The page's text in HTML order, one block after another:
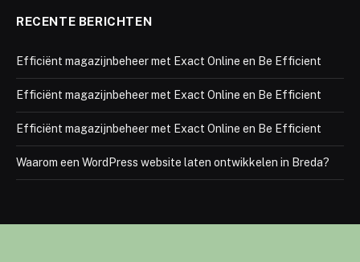
RECENTE BERICHTEN
Efficiënt magazijnbeheer met Exact Online en Be Efficient
Efficiënt magazijnbeheer met Exact Online en Be Efficient
Efficiënt magazijnbeheer met Exact Online en Be Efficient
Waarom een WordPress website laten ontwikkelen in Breda?